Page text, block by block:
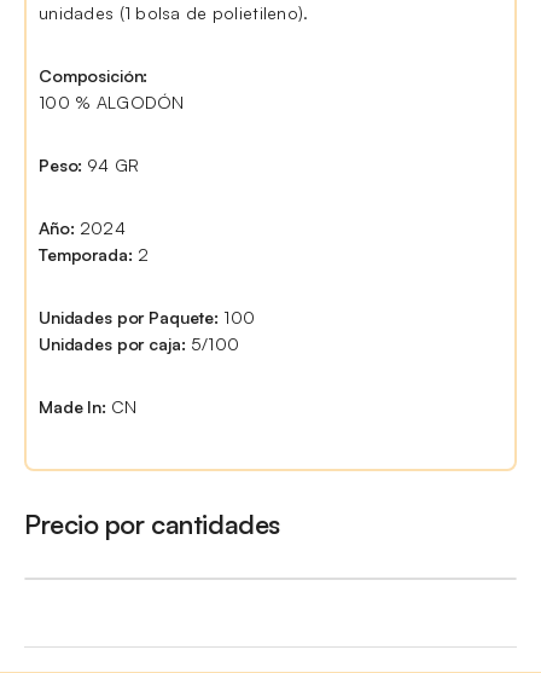
unidades (1 bolsa de polietileno).
Composición:
100 % ALGODÓN
Peso: 94 GR
Año: 2024
Temporada: 2
Unidades por Paquete: 100
Unidades por caja: 5/100
Made In: CN
Precio por cantidades